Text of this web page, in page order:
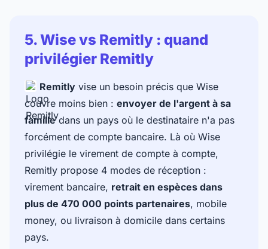
5. Wise vs Remitly : quand
privilégier Remitly
Remitly vise un besoin précis que Wise
couvre moins bien : envoyer de l'argent à sa
familledans un pays où le destinataire n'a pas
forcément de compte bancaire. Là où Wise
privilégie le virement de compte à compte,
Remitly propose 4 modes de réception :
virement bancaire, retrait en espèces dans
plus de 470 000 points partenaires, mobile
money, ou livraison à domicile dans certains
pays.